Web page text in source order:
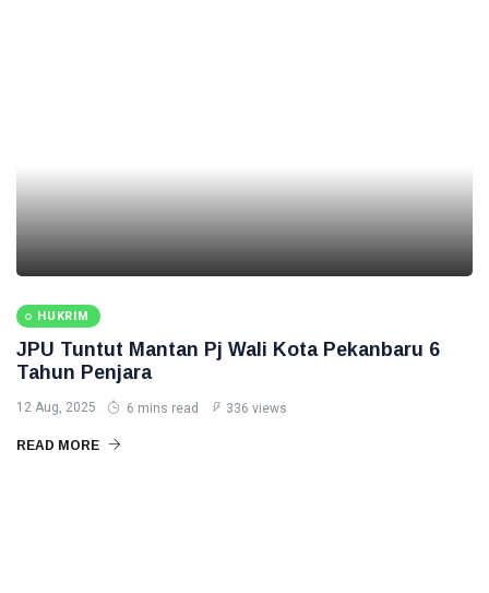
HUKRIM
JPU Tuntut Mantan Pj Wali Kota Pekanbaru 6
Tahun Penjara
12 Aug, 2025 6 mins read 336 views
READ MORE